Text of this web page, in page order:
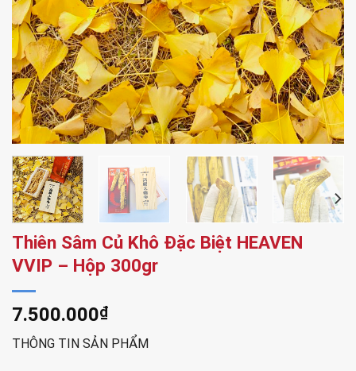
Thiên Sâm Củ Khô Đặc Biệt HEAVEN
VVIP – Hộp 300gr
7.500.000₫
THÔNG TIN SẢN PHẨM